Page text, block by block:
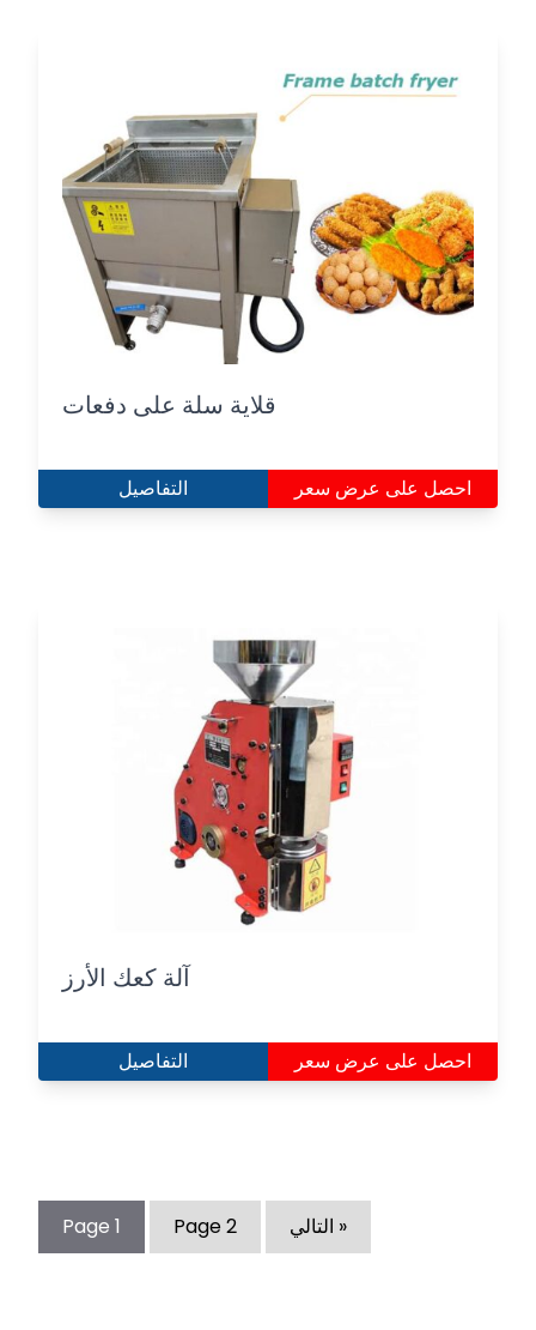
قلاية سلة على دفعات
التفاصيل احصل على عرض سعر
آلة كعك الأرز
التفاصيل احصل على عرض سعر
Page 1 Page2 التالي »